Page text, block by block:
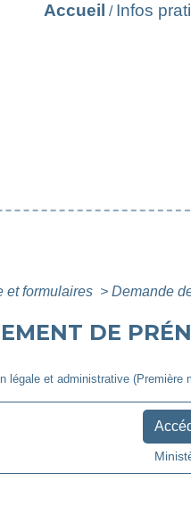
Accueil / Infos
et formulaires > Demande
DE
légale et administrative (Première